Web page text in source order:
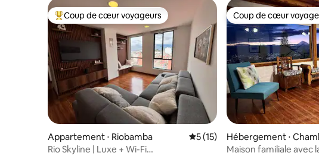
Coups de cœur voyageurs les plus appréciés
Coup de cœur voyageurs
Appartement ⋅ Riobamba Évaluation moyenne sur la
5 (15)
Rio Skyline | Luxe + Wi-Fi
Coup de cœur
Coup de cœur
Hébergement ⋅
Maison familiale avec